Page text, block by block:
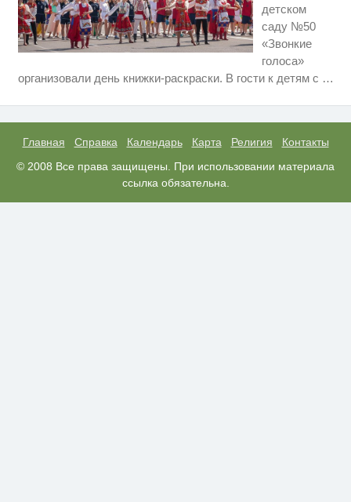
детском
саду №50
«Звонкие
голоса»
организовали день книжки-раскраски. В гости к детям с …
Главная Справка Календарь Карта Религия
Контакты
© 2008 Все права защищены. При использовании материала
ссылка обязательна.
а смеяться вы будете долго
i
Ржу не переставая, это видео
пересмотришь не раз